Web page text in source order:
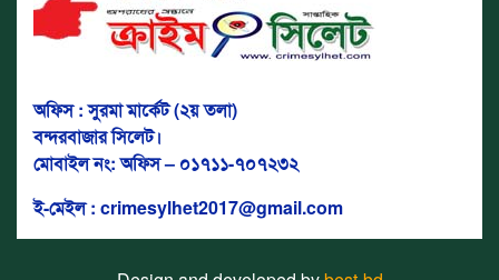
অফিস : সুরমা মার্কেট (২য় তলা)
বন্দরবাজার সিলেট।
মোবাইল নং: অফিস – ০১৭১১-৭০৭২৩২
ই-মেইল : crimesylhet2017@gmail.com